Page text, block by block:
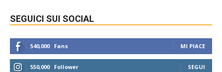
SEGUICI SUI SOCIAL
540,000 Fans MI PIACE
550,000 Follower SEGUI